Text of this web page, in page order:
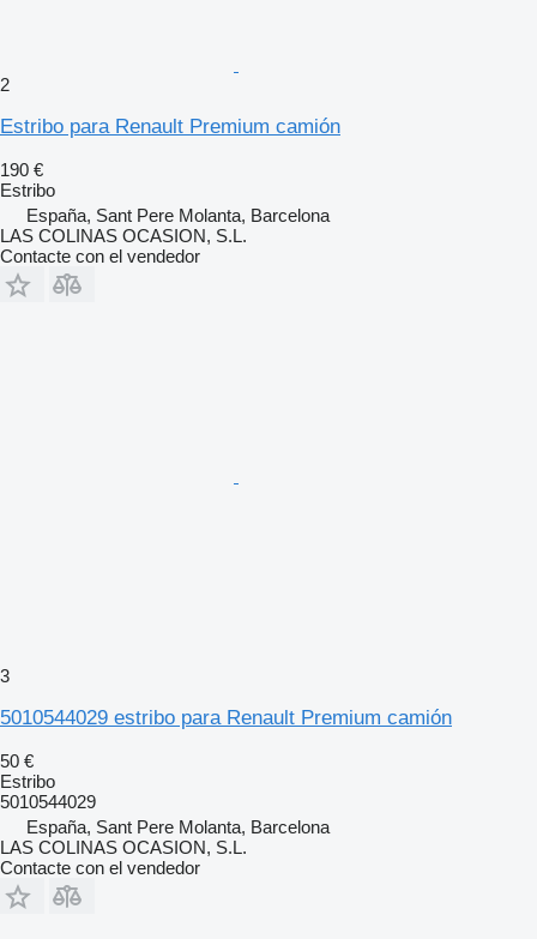
2
Estribo para Renault Premium camión
190 €
Estribo
España, Sant Pere Molanta, Barcelona
LAS COLINAS OCASION, S.L.
Contacte con el vendedor
3
5010544029 estribo para Renault Premium camión
50 €
Estribo
5010544029
España, Sant Pere Molanta, Barcelona
LAS COLINAS OCASION, S.L.
Contacte con el vendedor